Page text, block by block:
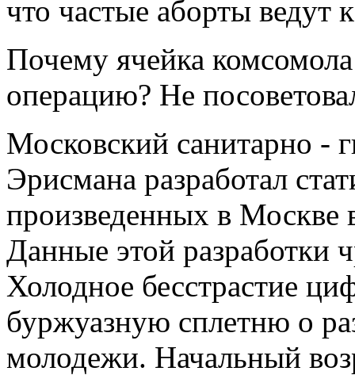
что частые аборты
Почему ячейка
операцию? Не
Московский санитарно -
Эрисмана разработал
произведенных в Москве
Данные этой разработки
Холодное бесстрастие
буржуазную сплетню о
молодежи. Начальный